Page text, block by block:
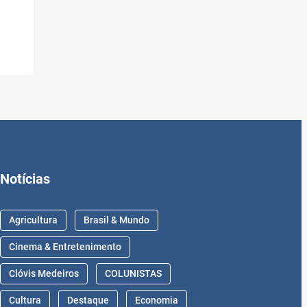
Notícias
Agricultura Brasil & Mundo
Cinema & Entretenimento
Clóvis Medeiros COLUNISTAS
Cultura Destaque Economia